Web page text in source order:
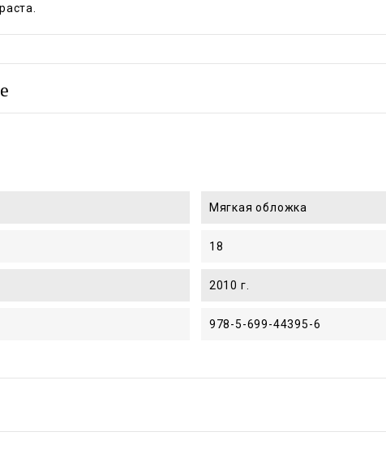
Мягкая обложка
18
2010 г.
978-5-699-44395-6